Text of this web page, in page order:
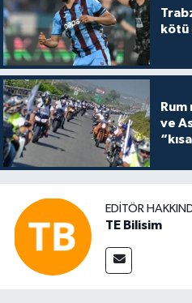
kötü
ve
EDITÖR
TE Bilisim